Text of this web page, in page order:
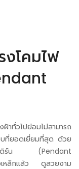
งโคมไฟ
าทั่วไปย่อมไม่สามารถ
บที่ยอดเยี่ยมที่สุด ด้วย
โมเดิร์น (Pendant
เหล็กแล้ว ดูสวยงาม